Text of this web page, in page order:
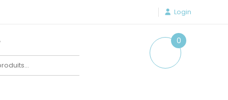
Login
0
item